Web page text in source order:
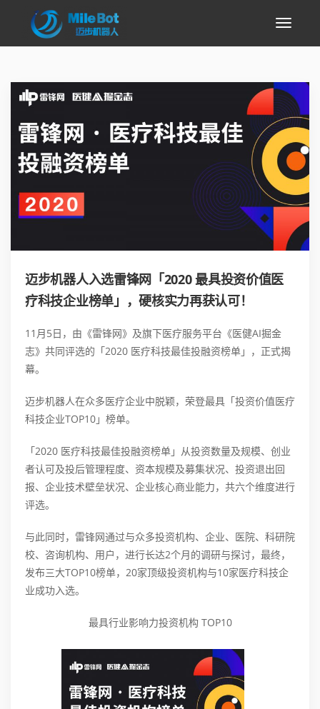
迈步机器人入选雷锋网「2020 最具投资价值医
疗科技企业榜单」，硬核实力再获认可！
11月5日，由《雷锋网》及旗下医疗服务平台《医健AI掘金
志》共同评选的「2020 医疗科技最佳投融资榜单」，正式揭
幕。
迈步机器人在众多医疗企业中脱颖，荣登最具「投资价值医疗
科技企业TOP10」榜单。
「2020 医疗科技最佳投融资榜单」从投资数量及规模、创业
者认可及投后管理程度、资本规模及募集状况、投资退出回
报、企业技术壁垒状况、企业核心商业能力，共六个维度进行
评选。
与此同时，雷锋网通过与众多投资机构、企业、医院、科研院
校、咨询机构、用户，进行长达2个月的调研与探讨，最终，
发布三大TOP10榜单，20家顶级投资机构与10家医疗科技企
业成功入选。
最具行业影响力投资机构 TOP10